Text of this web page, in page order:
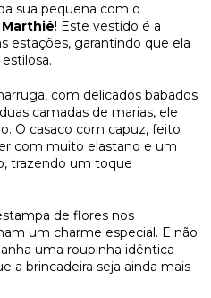
sua pequena com o
! Este vestido é a
estações, garantindo que ela
com delicados babados
camadas de marias, ele
O casaco com capuz, feito
com muito elastano e um
trazendo um toque
de flores nos
um charme especial. E não
uma roupinha idêntica
a brincadeira seja ainda mais